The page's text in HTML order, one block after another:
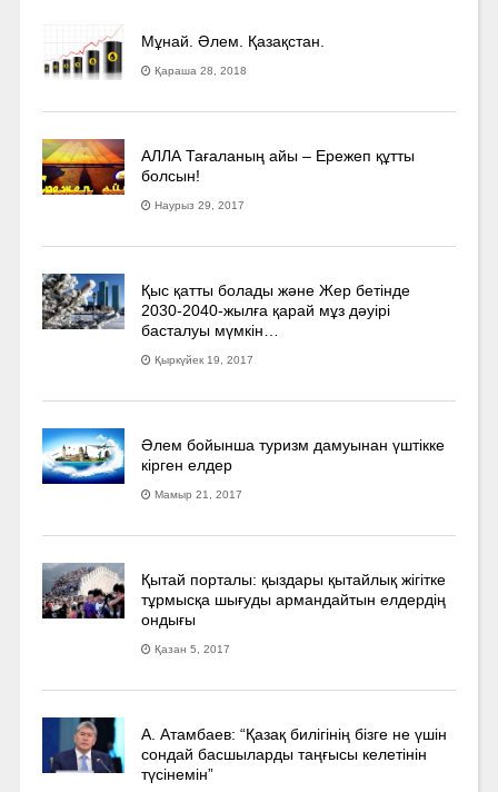
Мұнай. Әлем. Қазақстан.
Қараша 28, 2018
АЛЛА Тағаланың айы – Ережеп құтты
болсын!
Наурыз 29, 2017
Қыс қатты болады және Жер бетінде
2030-2040­-жылға қарай мұз дәуірі
басталуы мүмкін…
Қыркүйек 19, 2017
Әлем бойынша туризм дамуынан үштікке
кірген елдер
Мамыр 21, 2017
Қытай порталы: қыздары қытайлық жігітке
тұрмысқа шығуды армандайтын елдердің
ондығы
Қазан 5, 2017
А. Атамбаев: “Қазақ билігінің бізге не үшін
сондай басшыларды таңғысы келетінін
түсінемін”